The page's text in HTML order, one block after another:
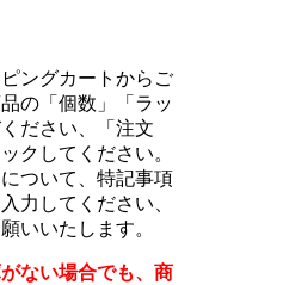
ングカートからご
の「個数」「ラッ
ださい、「注文
クしてください。
ついて、特記事項
力してください、
いいたします。
ない場合でも、商